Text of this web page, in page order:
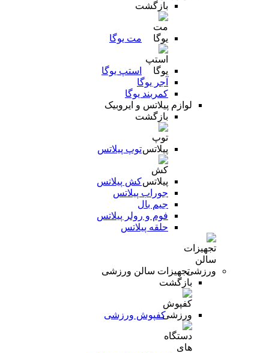
بازگشت
مت یوگا
استپ یوگا
آجر یوگا
کمربند یوگا
لوازم پیلاتس و ایروبیک
بازگشت
توپ پیلاتس
کش پیلاتس
جوراب پیلاتس
جیم بال
فوم و رولر پیلاتس
حلقه پیلاتس
تجهیزات سالن ورزشی
بازگشت
کفپوش ورزشی